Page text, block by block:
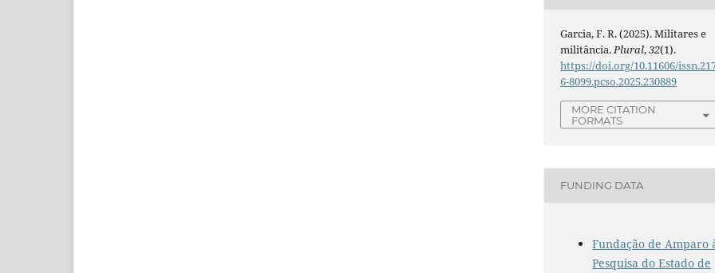
Garcia, F. R. (2025). Militares e
militância.Plural,32(1).
https://doi.org/10.11606/
6-8099.pcso.2025.230889
MORE CITATION
FORMATS
FUNDING DATA
Fundação de Amparo
Pesquisa do Estado de